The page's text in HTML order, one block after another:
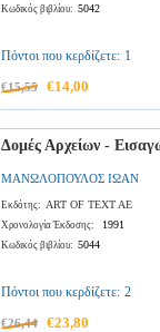
Κωδικός βιβλίου: 5042
Πόντοι που κερδίζετε: 1
€15,55 €14,00
Δομές Αρχείων -
ΜΑΝΩΛΟΠΟΥΛΟΣ ΙΩΑΝ
Εκδότης: ART OF TEXT AE
Χρονολογία Έκδοσης: 1991
Κωδικός βιβλίου: 5044
Πόντοι που κερδίζετε: 2
€26,44 €23,80